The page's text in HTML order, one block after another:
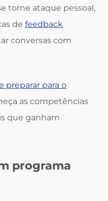
torne ataque pessoal,
de feedback
conversas com
preparar para o
as competências
que ganham
programa